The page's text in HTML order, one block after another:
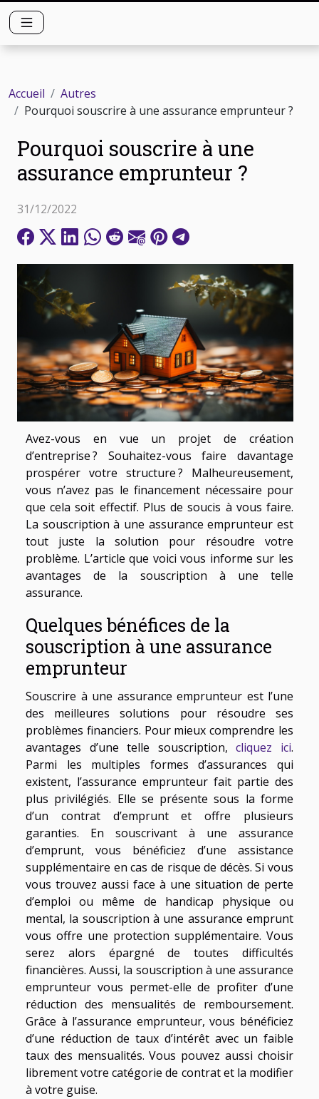
Accueil
Autres
Pourquoi souscrire à une assurance emprunteur ?
Pourquoi souscrire à une
assurance emprunteur ?
31/12/2022
Avez-vous en vue un projet de création
d’entreprise ? Souhaitez-vous faire davantage
prospérer votre structure ? Malheureusement,
vous n’avez pas le financement nécessaire pour
que cela soit effectif. Plus de soucis à vous faire.
La souscription à une assurance emprunteur est
tout juste la solution pour résoudre votre
problème. L’article que voici vous informe sur les
avantages de la souscription à une telle
assurance.
Quelques bénéfices de la
souscription à une assurance
emprunteur
Souscrire à une assurance emprunteur est l’une
des meilleures solutions pour résoudre ses
problèmes financiers. Pour mieux comprendre les
avantages d’une telle souscription,cliquez ici.
Parmi les multiples formes d’assurances qui
existent, l’assurance emprunteur fait partie des
plus privilégiés. Elle se présente sous la forme
d’un contrat d’emprunt et offre plusieurs
garanties. En souscrivant à une assurance
d’emprunt, vous bénéficiez d’une assistance
supplémentaire en cas de risque de décès. Si vous
vous trouvez aussi face à une situation de perte
d’emploi ou même de handicap physique ou
mental, la souscription à une assurance emprunt
vous offre une protection supplémentaire. Vous
serez alors épargné de toutes difficultés
financières. Aussi, la souscription à une assurance
emprunteur vous permet-elle de profiter d’une
réduction des mensualités de remboursement.
Grâce à l’assurance emprunteur, vous bénéficiez
d’une réduction de taux d’intérêt avec un faible
taux des mensualités. Vous pouvez aussi choisir
librement votre catégorie de contrat et la modifier
à votre guise.